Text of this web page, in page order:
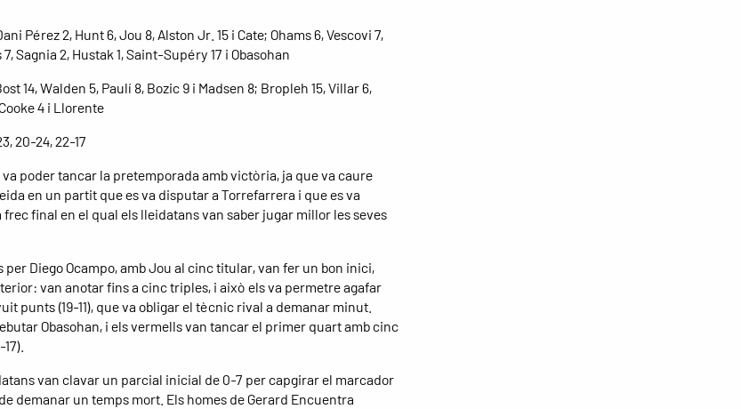
Pérez 2, Hunt 6, Jou 8, Alston Jr. 15 i Cate; Ohams 6, Vescovi 7,
Sagnia 2, Hustak 1, Saint-Supéry 17 i Obasohan
14, Walden 5, Paulí 8, Bozic 9 i Madsen 8; Bropleh 15, Villar 6,
4 i Llorente
20-24, 22-17
va poder tancar la pretemporada amb victòria, ja que va caure
en un partit que es va disputar a Torrefarrera i que es va
final en el qual els lleidatans van saber jugar millor les seves
per Diego Ocampo, amb Jou al cinc titular, van fer un bon inici,
van anotar fins a cinc triples, i això els va permetre agafar
punts (19-11), que va obligar el tècnic rival a demanar minut.
Obasohan, i els vermells van tancar el primer quart amb cinc
van clavar un parcial inicial de 0-7 per capgirar el marcador
demanar un temps mort. Els homes de Gerard Encuentra